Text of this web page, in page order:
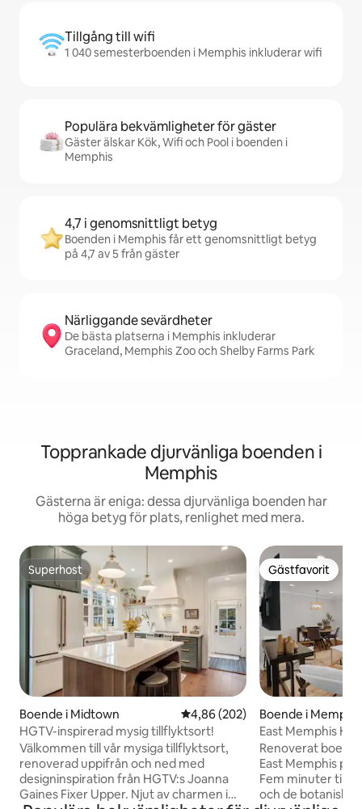
Tillgång till wifi
1 040 semesterboenden i Memphis inkluderar wifi
Populära bekvämligheter för gäster
Gäster älskar Kök, Wifi och Pool i boenden i
Memphis
4,7 i genomsnittligt betyg
Boenden i Memphis får ett genomsnittligt betyg
på 4,7 av 5 från gäster
Närliggande sevärdheter
De bästa platserna i Memphis inkluderar
Graceland, Memphis Zoo och Shelby Farms Park
Topprankade djurvänliga boenden i
Memphis
Gästerna är eniga: dessa djurvänliga boenden har
höga betyg för plats, renlighet med mera.
Superhost
Superhost
Boende i Midtown 4,86 av 5 i genomsnittligt
4,86 (202)
HGTV-inspirerad mysig tillflyktsort!
Välkommen till vår mysiga tillflyktsort,
renoverad uppifrån och ned med
designinspiration från HGTV:s Joanna
Gaines Fixer Upper. Njut av charmen i
Gästfavorit
Gästfavorit
Boende i Memphis
East Memphis
Husdjur OK
Renoverat
East Memphis på
Fem minuter till
och de botaniska